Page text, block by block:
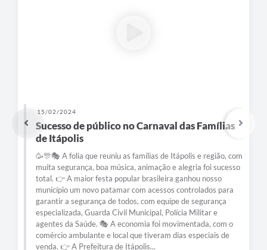
15/02/2024
Sucesso de público no Carnaval das Famílias
de Itápolis
🥳🎊🎭 A folia que reuniu as famílias de Itápolis e região, com
muita segurança, boa música, animação e alegria foi sucesso
total. 👉 A maior festa popular brasileira ganhou nosso
município um novo patamar com acessos controlados para
garantir a segurança de todos, com equipe de segurança
especializada, Guarda Civil Municipal, Polícia Militar e
agentes da Saúde. 🎭 A economia foi movimentada, com o
comércio ambulante e local que tiveram dias especiais de
venda. 👉 A Prefeitura de Itápolis...